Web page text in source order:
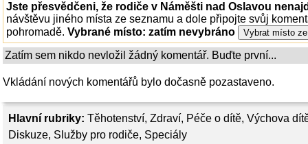
Hlavní rubriky: Těhotenství, Zdraví, Péče o dítě, Výchova
Diskuze, Služby pro rodiče, Speciály
Jste přesvědčeni, že rodiče v Náměšti nad Oslavou
návštěvu jiného místa ze seznamu a dole připojte svůj
pohromadě. Vybrané místo: zatím nevybráno
Zatím sem nikdo nevložil žádný komentář. Buďte první...
Vkládání nových komentářů bylo dočasně pozastaveno.